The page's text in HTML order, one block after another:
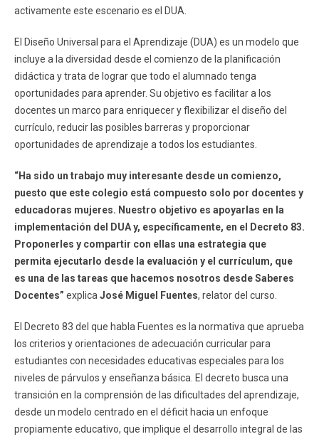
activamente este escenario es el DUA.
El Diseño Universal para el Aprendizaje (DUA) es un modelo que
incluye a la diversidad desde el comienzo de la planificación
didáctica y trata de lograr que todo el alumnado tenga
oportunidades para aprender. Su objetivo es facilitar a los
docentes un marco para enriquecer y flexibilizar el diseño del
currículo, reducir las posibles barreras y proporcionar
oportunidades de aprendizaje a todos los estudiantes.
“Ha sido un trabajo muy interesante desde un comienzo,
puesto que este colegio está compuesto solo por docentes y
educadoras mujeres. Nuestro objetivo es apoyarlas en la
implementación del DUA y, específicamente, en el Decreto 83.
Proponerles y compartir con ellas una estrategia que
permita ejecutarlo desde la evaluación y el currículum, que
es una de las tareas que hacemos nosotros desde Saberes
Docentes” explica José Miguel Fuentes, relator del curso.
El Decreto 83 del que habla Fuentes es la normativa que aprueba
los criterios y orientaciones de adecuación curricular para
estudiantes con necesidades educativas especiales para los
niveles de párvulos y enseñanza básica. El decreto busca una
transición en la comprensión de las dificultades del aprendizaje,
desde un modelo centrado en el déficit hacia un enfoque
propiamente educativo, que implique el desarrollo integral de las